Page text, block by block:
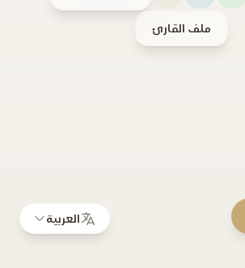
ملف القارئ
العربية